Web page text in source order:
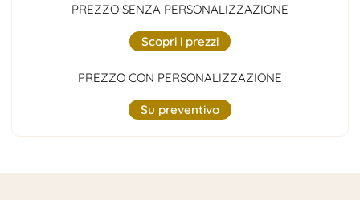
PREZZO SENZA PERSONALIZZAZIONE
Scopri i prezzi
PREZZO CON PERSONALIZZAZIONE
Su preventivo